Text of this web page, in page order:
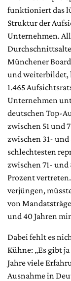
funktioniert das
Struktur der
Unternehmen.
Münchener
und weiterbildet,
1.465
Unternehmen
deutschen Top-
zwischen 51 und
zwischen 31-
schlechtesten
zwischen 71-
Prozent
verjüngen,
von
und 40 Jahren
Dabei fehlt es
Kühne: „Es gibt
Jahre viele
Ausnahme in